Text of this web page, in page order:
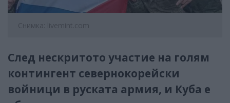
Снимка: livemint.com
След нескритото участие на голям
контингент севернокорейски
войници в руската армия, и Куба е